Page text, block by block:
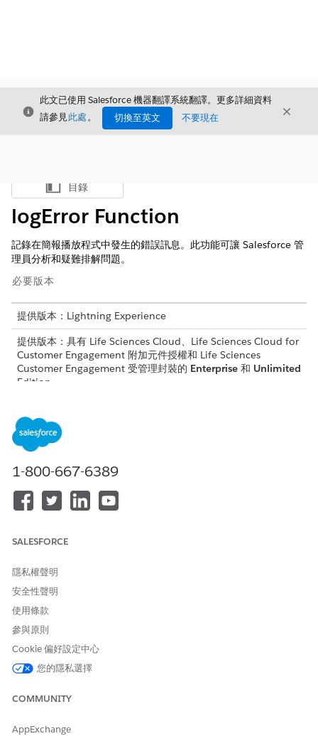
結束
此文已使用 Salesforce 機器翻譯系統翻譯。更多詳細資料
請參見此處。 切換至英文 不要現在 結束
顯示目錄
目錄
logError Function
記錄在簡報播放程式中發生的錯誤訊息。此功能可讓 Salesforce 管
理員分析和疑難排解問題。
必要版本
提供版本：Lightning Experience
提供版本：具有 Life Sciences Cloud、Life Sciences Cloud for
Customer Engagement 附加元件授權和 Life Sciences
Customer Engagement 受管理封裝的 Enterprise 和 Unlimited
Edition。
系統會針對每個個別的簡報頁面追蹤和記錄錯誤訊息。
每個簡報頁面僅會記錄 10 個錯誤訊息。
語法
PresentationPlayer.logError(
errorMessage
1-800-667-6389
SALESFORCE
隱私權聲明
安全性聲明
使用條款
參與原則
Cookie 偏好設定中心
您的隱私選擇
COMMUNITY
AppExchange